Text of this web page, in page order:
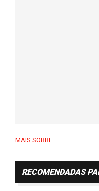
MAIS SOBRE:
RECOMENDADAS